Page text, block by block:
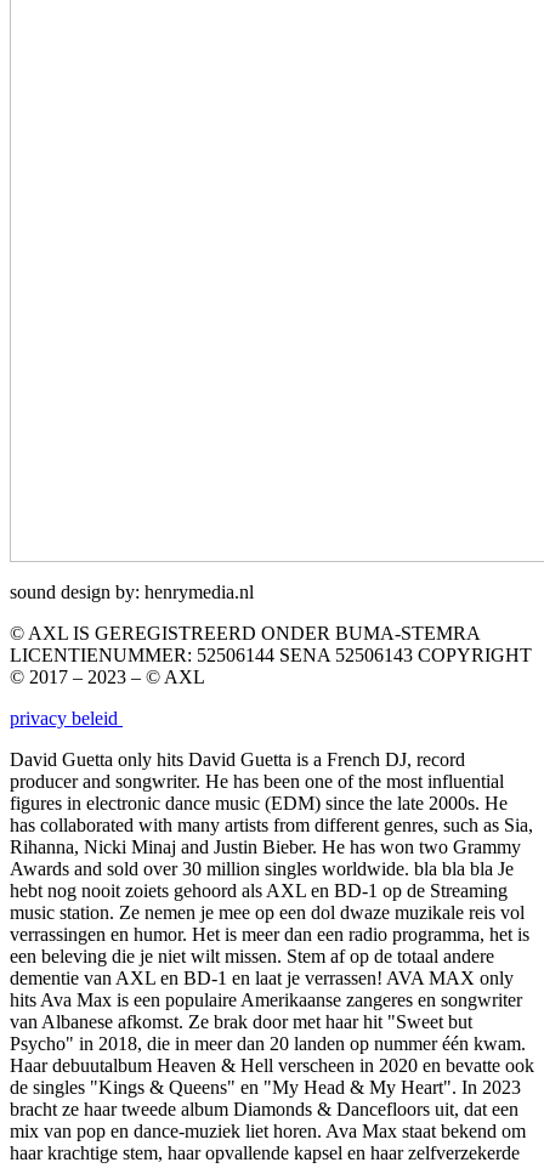
sound design by: henrymedia.nl
© AXL IS GEREGISTREERD ONDER BUMA-STEMRA
LICENTIENUMMER: 52506144 SENA 52506143 COPYRIGHT
© 2017 – 2023 – © AXL
privacy beleid
David Guetta only hits David Guetta is a French DJ, record
producer and songwriter. He has been one of the most influential
figures in electronic dance music (EDM) since the late 2000s. He
has collaborated with many artists from different genres, such as Sia,
Rihanna, Nicki Minaj and Justin Bieber. He has won two Grammy
Awards and sold over 30 million singles worldwide. bla bla bla Je
hebt nog nooit zoiets gehoord als AXL en BD-1 op de Streaming
music station. Ze nemen je mee op een dol dwaze muzikale reis vol
verrassingen en humor. Het is meer dan een radio programma, het is
een beleving die je niet wilt missen. Stem af op de totaal andere
dementie van AXL en BD-1 en laat je verrassen! AVA MAX only
hits Ava Max is een populaire Amerikaanse zangeres en songwriter
van Albanese afkomst. Ze brak door met haar hit "Sweet but
Psycho" in 2018, die in meer dan 20 landen op nummer één kwam.
Haar debuutalbum Heaven & Hell verscheen in 2020 en bevatte ook
de singles "Kings & Queens" en "My Head & My Heart". In 2023
bracht ze haar tweede album Diamonds & Dancefloors uit, dat een
mix van pop en dance-muziek liet horen. Ava Max staat bekend om
haar krachtige stem, haar opvallende kapsel en haar zelfverzekerde